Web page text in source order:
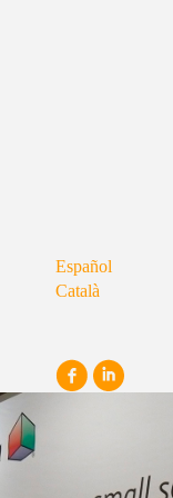
Español
Català